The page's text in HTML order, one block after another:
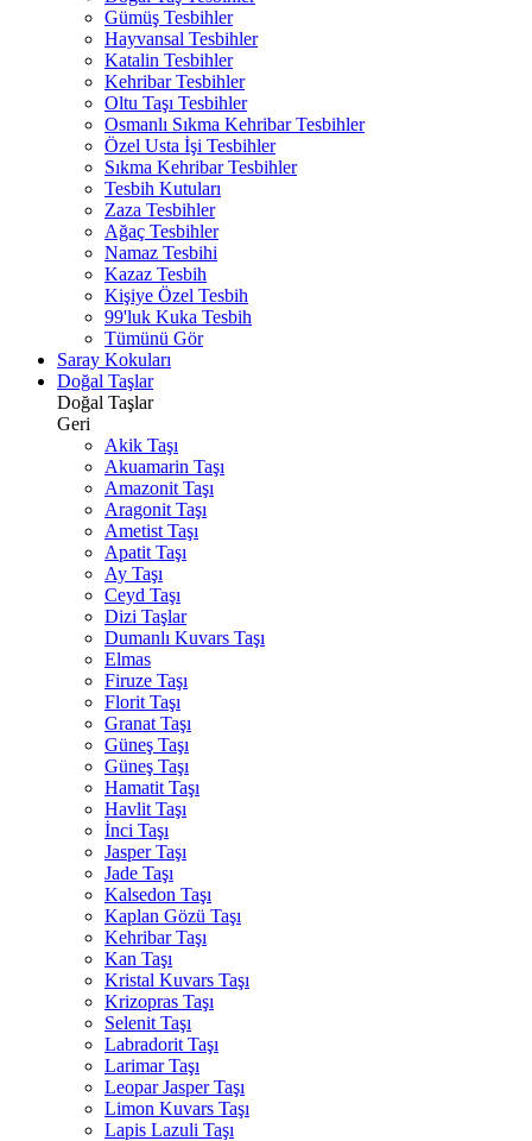
Gümüş Tesbihler
Hayvansal Tesbihler
Katalin Tesbihler
Kehribar Tesbihler
Oltu Taşı Tesbihler
Osmanlı Sıkma Kehribar Tesbihler
Özel Usta İşi Tesbihler
Sıkma Kehribar Tesbihler
Tesbih Kutuları
Zaza Tesbihler
Ağaç Tesbihler
Namaz Tesbihi
Kazaz Tesbih
Kişiye Özel Tesbih
99'luk Kuka Tesbih
Tümünü Gör
Saray Kokuları
Doğal Taşlar
Doğal Taşlar
Geri
Akik Taşı
Akuamarin Taşı
Amazonit Taşı
Aragonit Taşı
Ametist Taşı
Apatit Taşı
Ay Taşı
Ceyd Taşı
Dizi Taşlar
Dumanlı Kuvars Taşı
Elmas
Firuze Taşı
Florit Taşı
Granat Taşı
Güneş Taşı
Güneş Taşı
Hamatit Taşı
Havlit Taşı
İnci Taşı
Jasper Taşı
Jade Taşı
Kalsedon Taşı
Kaplan Gözü Taşı
Kehribar Taşı
Kan Taşı
Kristal Kuvars Taşı
Krizopras Taşı
Selenit Taşı
Labradorit Taşı
Larimar Taşı
Leopar Jasper Taşı
Limon Kuvars Taşı
Lapis Lazuli Taşı